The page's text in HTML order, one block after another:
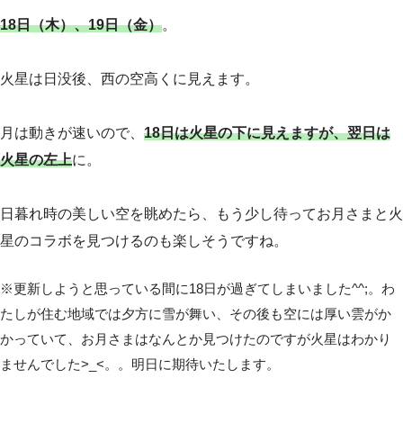
18日（木）、19日（金）。
火星は日没後、西の空高くに見えます。
月は動きが速いので、 18日は火星の下に見えますが、翌日は
火星の左上に。
日暮れ時の美しい空を眺めたら、もう少し待ってお月さまと火
星のコラボを見つけるのも楽しそうですね。
※更新しようと思っている間に18日が過ぎてしまいました^^;。わ
たしが住む地域では夕方に雪が舞い、その後も空には厚い雲がか
かっていて、お月さまはなんとか見つけたのですが火星はわかり
ませんでした>_<。。明日に期待いたします。